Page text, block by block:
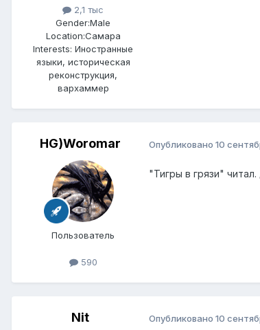
2,1 тыс
Gender:Male
Location:Самара
Interests: Иностранные
языки, историческая
реконструкция,
вархаммер
HG)Woromar
Пользователь
590
Опубликовано 10
"Тигры в грязи"
Nit Опубликовано 10